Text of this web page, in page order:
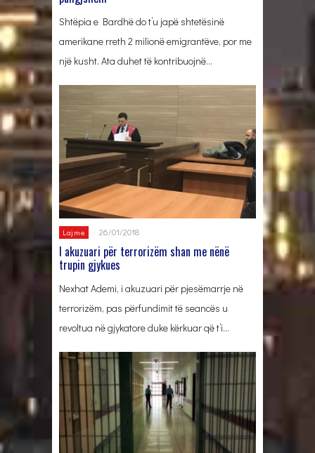
Shtëpia e Bardhë do t’u japë shtetësinë
amerikane rreth 2 milionë emigrantëve, por me
një kusht. Ata duhet të kontribuojnë…
Lajme 26/01/2018
I akuzuari për terrorizëm shan me nënë
trupin gjykues
Nexhat Ademi, i akuzuari për pjesëmarrje në
terrorizëm, pas përfundimit të seancës u
revoltua në gjykatore duke kërkuar që t’i…